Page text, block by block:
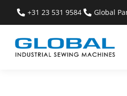
+31 23 531 9584 Global